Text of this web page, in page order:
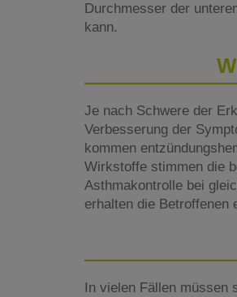
Durchmesser der
kann.
Je nach Schwere der
Verbesserung der
kommen
Wirkstoffe stimmen die
Asthmakontrolle bei
erhalten die Betroffenen
In vielen Fällen müssen